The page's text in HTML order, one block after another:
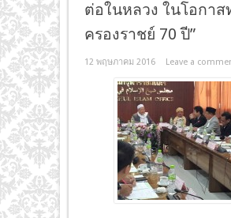
ต่อในหลวง ในโอกาส
ครองราชย์ 70 ปี”
12 พฤษภาคม 2016 Leave a